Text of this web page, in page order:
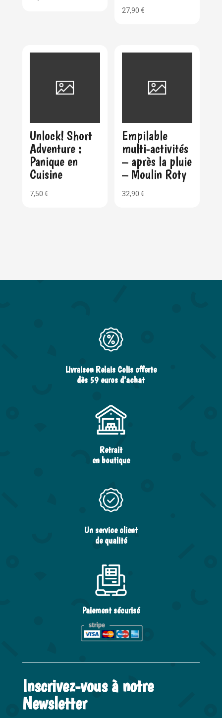
27,90€
Unlock! Short
Adventure :
Panique en
Cuisine
7,50 €
Empilable
multi-activités
– après la pluie
– Moulin Roty
32,90€
Livraison Relais Colis offerte
dès 59 euros d’achat
Retrait
en boutique
Un service client
de qualité
Paiement sécurisé
Inscrivez-vous à notre
Newsletter